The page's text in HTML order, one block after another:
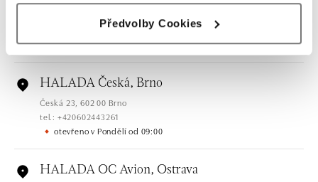
Předvolby Cookies
tel.: +420608028615
dnes otevřeno do 19:00
HALADA Česká, Brno
Česká 23, 602 00 Brno
tel.: +420602443261
otevřeno v Pondělí od 09:00
HALADA OC Avion, Ostrava